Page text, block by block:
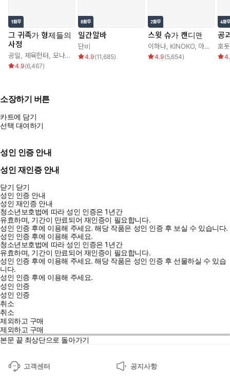
그 귀족가 형제들의
사정
공일, 제육헌터, 모나글로리아
4.9(6,467)
일간알바
단비
4.9(11,685)
스윗 슈가 캔디맨
이하나, KINOKO, 아르카나
4.9(5,654)
공
호돗
소장하기 버튼
카트에 담기
선택 대여하기
성인 인증 안내
성인 재인증 안내
닫기 닫기
성인 인증 안내
성인 재인증 안내
청소년보호법에 따라 성인 인증은 1년간
유효하며, 기간이 만료되어 재인증이 필요합니다.
성인 인증 후에 이용해 주세요.해당 작품은 성인 인증 후 보실 수 있습니다.
성인 인증 후에 이용해 주세요.
청소년보호법에 따라 성인 인증은 1년간
유효하며, 기간이 만료되어 재인증이 필요합니다.
성인 인증 후에 이용해 주세요.해당 작품은 성인 인증 후 선물하실 수 있습
니다.
성인 인증 후에 이용해 주세요.
성인 인증
성인 인증
취소
취소
제외하고 구매
제외하고 구매
본문 끝 최상단으로 돌아가기
고객센터 공지사항